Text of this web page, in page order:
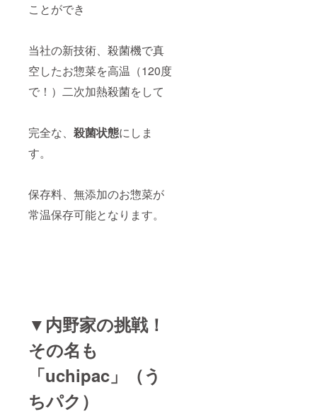
ことができ
当社の新技術、殺菌機で真
空したお惣菜を高温（120度
で！）二次加熱殺菌をして
完全な、 殺菌状態にしま
す。
保存料、無添加のお惣菜が
常温保存可能となります。
▼内野家の挑戦！
その名も
「uchipac」（う
ちパク）